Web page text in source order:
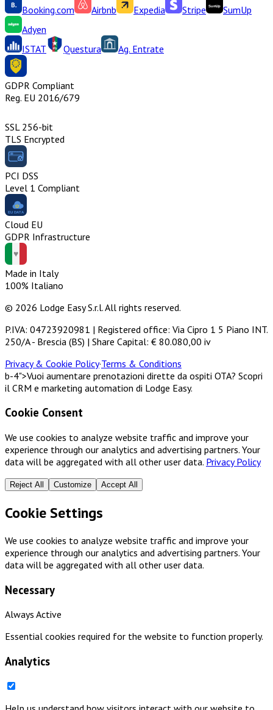
Booking.com Airbnb Expedia Stripe
SumUp
Adyen
ISTAT
Questura Ag. Entrate
GDPR Compliant
Reg. EU 2016/679
SSL 256-bit
TLS Encrypted
PCI DSS
Level 1 Compliant
Cloud EU
GDPR Infrastructure
Made in Italy
100% Italiano
© 2026 Lodge Easy S.r.l. All rights reserved.
P.IVA: 04723920981 | Registered office: Via Cipro 1 5 Piano INT.
250/A - Brescia (BS) | Share Capital: € 80.080,00 iv
Privacy & Cookie Policy·Terms & Conditions
b-4">Vuoi aumentare prenotazioni dirette da ospiti OTA? Scopri
il CRM e marketing automation di Lodge Easy.
Cookie Consent
We use cookies to analyze website traffic and improve your
experience through our analytics and advertising partners. Your
data will be aggregated with all other user data. Privacy Policy
Reject All Customize Accept All
Cookie Settings
We use cookies to analyze website traffic and improve your
experience through our analytics and advertising partners. Your
data will be aggregated with all other user data.
Necessary
Always Active
Essential cookies required for the website to function properly.
Analytics